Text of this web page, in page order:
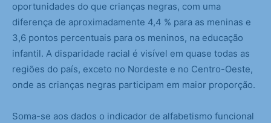
oportunidades do que crianças negras, com uma
diferença de aproximadamente 4,4 % para as meninas e
3,6 pontos percentuais para os meninos, na educação
infantil. A disparidade racial é visível em quase todas as
regiões do país, exceto no Nordeste e no Centro-Oeste,
onde as crianças negras participam em maior proporção.
Soma-se aos dados o indicador de alfabetismo funcional